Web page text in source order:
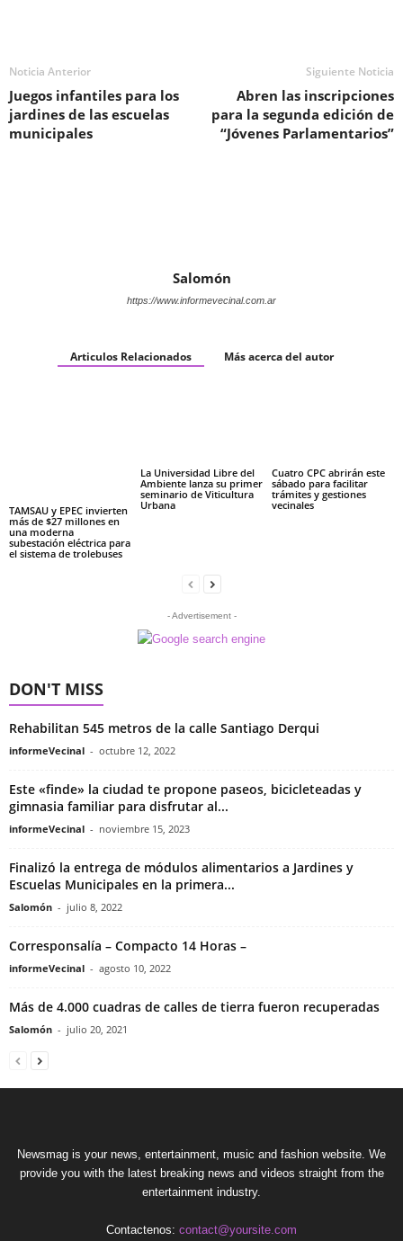
Noticia Anterior
Juegos infantiles para los
jardines de las escuelas
municipales
Siguiente Noticia
Abren las inscripciones
para la segunda edición de
“Jóvenes Parlamentarios”
Salomón
https://www.informevecinal.com.ar
Articulos Relacionados Más acerca del autor
TAMSAU y EPEC invierten
más de $27 millones en
una moderna
subestación eléctrica para
el sistema de trolebuses
La Universidad Libre del
Ambiente lanza su primer
seminario de Viticultura
Urbana
Cuatro CPC abrirán este
sábado para facilitar
trámites y gestiones
vecinales
- Advertisement -
DON'T MISS
Rehabilitan 545 metros de la calle Santiago Derqui
informeVecinal - octubre 12, 2022
Este «finde» la ciudad te propone paseos, bicicleteadas y
gimnasia familiar para disfrutar al...
informeVecinal - noviembre 15, 2023
Finalizó la entrega de módulos alimentarios a Jardines y
Escuelas Municipales en la primera...
Salomón - julio 8, 2022
Corresponsalía – Compacto 14 Horas –
informeVecinal - agosto 10, 2022
Más de 4.000 cuadras de calles de tierra fueron recuperadas
Salomón - julio 20, 2021
Newsmag is your news, entertainment, music and fashion website. We
provide you with the latest breaking news and videos straight from the
entertainment industry.
Contactenos: contact@yoursite.com